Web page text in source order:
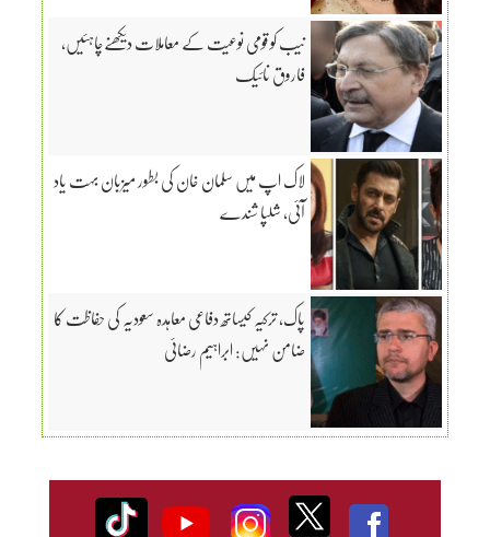
نیب کو قومی نوعیت کے معاملات دیکھنےچاہئیں،
فاروق نائیک
لاک اپ میں سلمان خان کی بطور میزبان بہت یاد
آئی، شلپا شندے
پاک، ترکیہ کیساتھ دفاعی معاہدہ سعودیہ کی حفاظت کا
ضامن نہیں: ابراہیم رضائی